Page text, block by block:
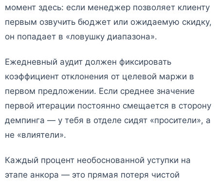
момент здесь: если менеджер позволяет клиенту
первым озвучить бюджет или ожидаемую скидку,
он попадает в «ловушку диапазона».
Ежедневный аудит должен фиксировать
коэффициент отклонения от целевой маржи в
первом предложении. Если среднее значение
первой итерации постоянно смещается в сторону
демпинга — у тебя в отделе сидят «просители», а
не «влиятели».
Каждый процент необоснованной уступки на
этапе анкора — это прямая потеря чистой